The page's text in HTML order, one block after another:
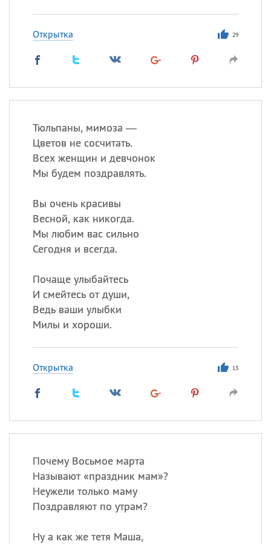
Открытка 29
Тюльпаны, мимоза —
Цветов не сосчитать.
Всех женщин и девчонок
Мы будем поздравлять.
Вы очень красивы
Весной, как никогда.
Мы любим вас сильно
Сегодня и всегда.
Почаще улыбайтесь
И смейтесь от души,
Ведь ваши улыбки
Милы и хороши.
Открытка 13
Почему Восьмое марта
Называют «праздник мам»?
Неужели только маму
Поздравляют по утрам?
Ну а как же тетя Маша,